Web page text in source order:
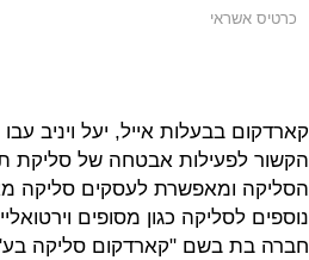
כרטיס אשראי
קארדקום בבעלות אייל, יעל ויניב
הסליקה ומאפשרת לעסקים סליקה
נוספים לסליקה כגון מסופים
חברה בת בשם "קארדקום סליקה